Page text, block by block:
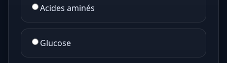
Acides aminés
Glucose